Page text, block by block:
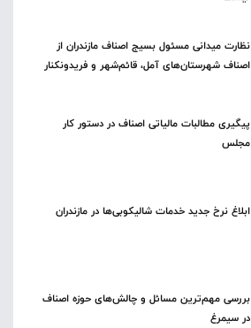
نظارت میدانی مسئول بسیج اصناف مازندران از
اصناف شهرستان‌های آمل، قائم‌شهر و فریدونکنار
پیگیری مطالبات مالیاتی اصناف در دستور کار
مجلس
ابلاغ نرخ جدید خدمات شالیکوبی‌ها در مازندران
بررسی مهم‌ترین مسائل و چالش‌های حوزه اصناف
در سیمرغ